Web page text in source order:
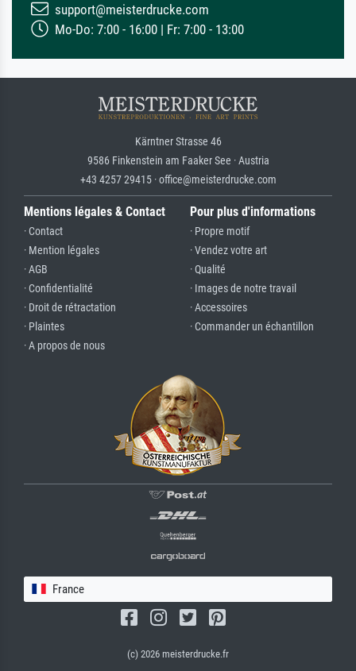
support@meisterdrucke.com
Mo-Do: 7:00 - 16:00 | Fr: 7:00 - 13:00
Kärntner Strasse 46
9586 Finkenstein am Faaker See · Austria
+43 4257 29415 · office@meisterdrucke.com
Mentions légales & Contact
· Contact
· Mention légales
· AGB
· Confidentialité
· Droit de rétractation
· Plaintes
· A propos de nous
Pour plus d'informations
· Propre motif
· Vendez votre art
· Qualité
· Images de notre travail
· Accessoires
· Commander un échantillon
France
(c) 2026 meisterdrucke.fr